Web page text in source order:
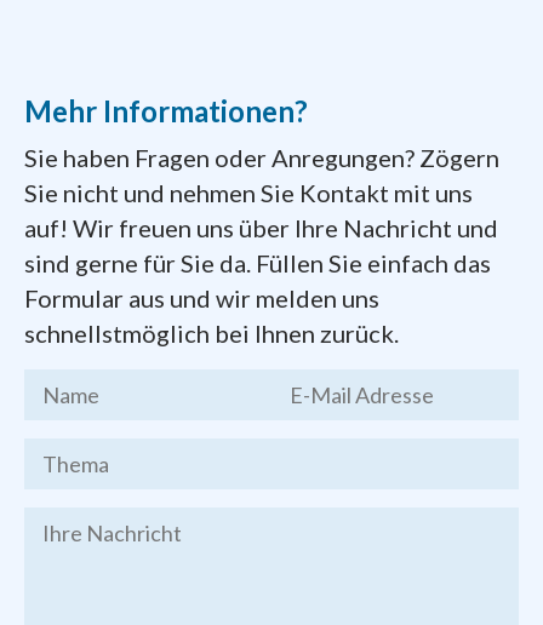
arbeiten mit und für die Armen unserer Stadt
und erinnern uns an unseren Auftrag zur
Nächstenliebe.
Dokumente zum Gründungsprozess der
Pfarreifinden Sie hier zum Herunterladen:
Kernthesen des Chemnitzer
Stadtgesprächs, Endfassung vom 19.
Brief des Bischofs Heinrich
Festschrift
Mehr Informationen?
Sie haben Fragen oder Anregungen? Zögern
Sie nicht und nehmen Sie Kontakt mit uns
auf! Wir freuen uns über Ihre Nachricht und
sind gerne für Sie da. Füllen Sie einfach das
Formular aus und wir melden uns
schnellstmöglich bei Ihnen zurück.